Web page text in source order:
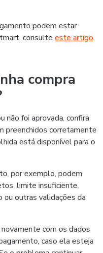
podem estar
consulte este artigo.
compra
não foi aprovada, confira
preenchidos corretamente
está disponível para o
por exemplo, podem
limite insuficiente,
ou outras validações da
com os dados
caso ela esteja